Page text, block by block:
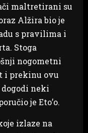
maltretirani su
Alžira bio je
s pravilima i
Stoga
nogometni
i prekinu ovu
neki
je Eto’o.
izlaze na